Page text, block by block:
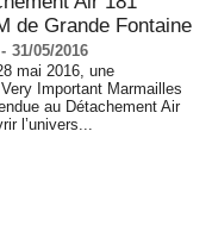
de Grande Fontaine
- 31/05/2016
mai 2016, une
Important Marmailles
au Détachement Air
l’univers...